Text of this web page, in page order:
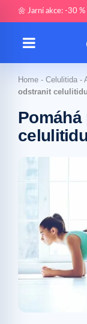
🌼 Jarní akce: -30
Home - Celulitida -
odstranit